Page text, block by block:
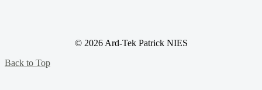
© 2026 Ard-Tek Patrick NIES
Back to Top